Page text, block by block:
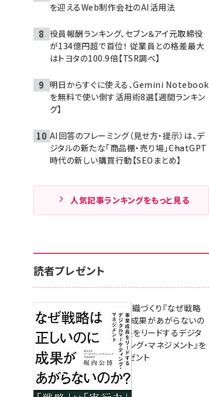
を迎えるWeb制作会社のAI活用法
役員報酬ランキング、セブン＆アイ元取締役
が134億円超で首位！ 従業員との格差最大
はトヨタの100.9倍【TSR調べ】
明日からすぐに使える、Gemini Notebook
を無料で使い倒す活用術8選【週間ランキン
グ】
AI回答のフレーミング（見せ方・提示）は、デ
ジタルの新たな「商品棚・売り場」――ChatGPT
時代の新しい購買行動【SEOまとめ】
人気記事ランキングをもっと見る
読者プレゼント
成果を生む組織づくり『なぜ戦略
は正しいのに成果があがらないの
か？ 事業成長をリードするデジタ
ルマーケティング・マネジメント』を
3名様にプレゼント
8月7日 10:00